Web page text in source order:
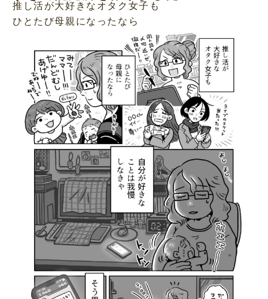
推し活が大好きなオタク女子も
ひとたび母親になったなら